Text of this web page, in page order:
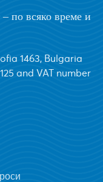
по всяко време и
1463, Bulgaria
and VAT number